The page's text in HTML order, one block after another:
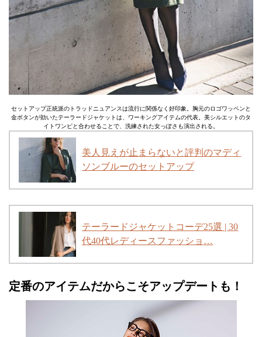
セットアップ正統派のトラッドニュアンスは流行に関係なく好印象。胸元のロゴワッペンと
金ボタンが効いたテーラードジャケットは、ワーキングアイテムの代表。美シルエットのタ
イトワンピと合わせることで、洗練された女っぽさも演出される。
美人見えが止まらないと評判のマディ
ソンブルーのセットアップ
テーラードジャケットコーデ25選 | 30
代40代レディースファッショ…
定番のアイテムだからこそアップデートも！